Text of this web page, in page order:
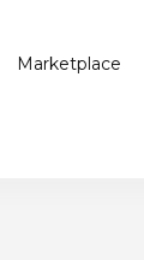
Marketplace